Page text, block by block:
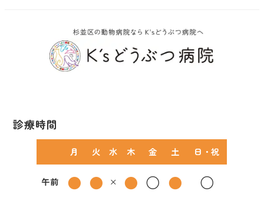
診療時間
月 火 水 木 金 土 日・祝
午前 ● ● × ● ○ ● ○